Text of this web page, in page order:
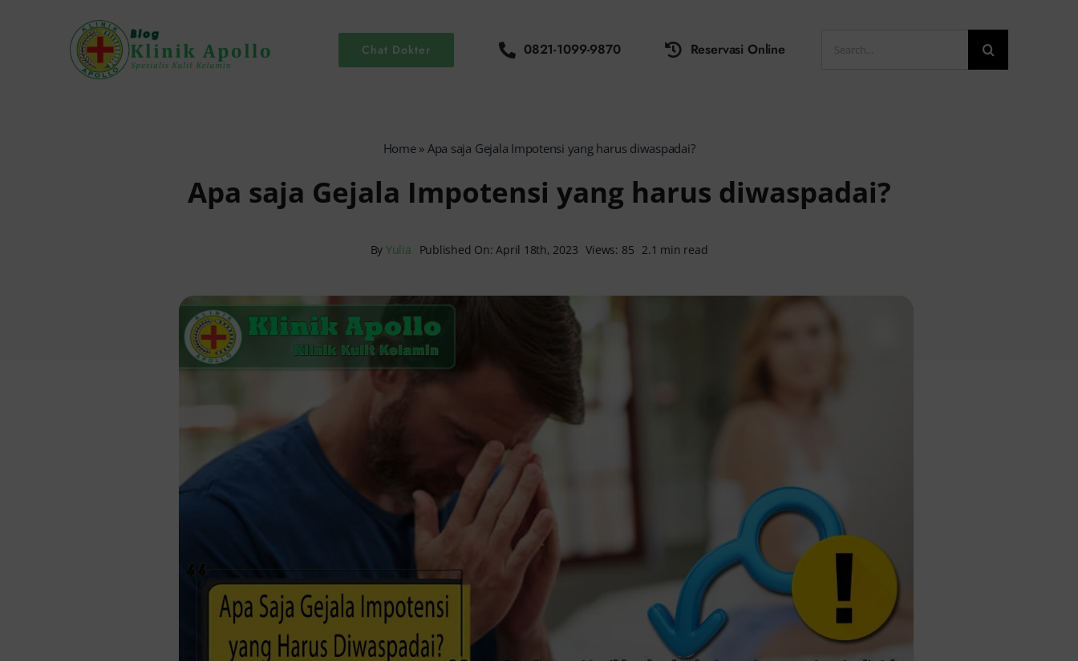
Chat Dokter 0821-1099-9870 Reservasi Online
for:
Home» Apa saja Gejala Impotensi yang harus diwaspadai?
Apa saja Gejala Impotensi yang harus diwaspadai?
By Yulia Published On: April 18th, 2023 Views: 85 2.1 min read